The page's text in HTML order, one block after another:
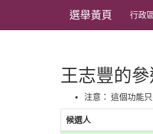
選舉黃頁 行政
王志豐的
注意： 這個功能
候選人